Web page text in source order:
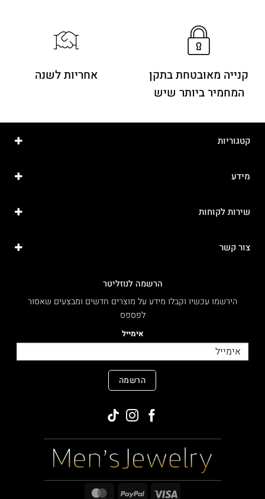
קנייה מאובטחת בתקן
המחמיר ביותר שיש
אחריות לשנה
קטגוריות
מידע
שירות לקוחות
צור קשר
הרשמה לנוזליטר
הירשמו עכשיו וקבלו מידע על מוצרים חדשים ומבצעים שאסור
לפספס
אימייל
הרשמה
Visa
PayPal